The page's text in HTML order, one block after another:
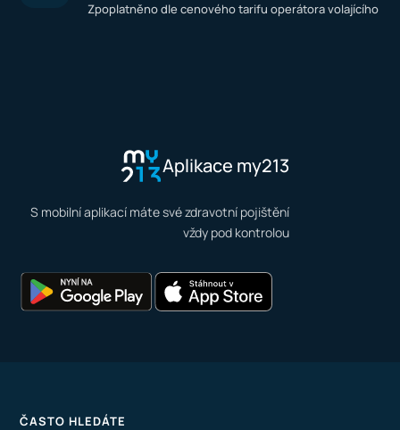
Zpoplatněno dle cenového tarifu operátora volajícího
Aplikace my213
S mobilní aplikací máte své zdravotní pojištění
vždy pod kontrolou
ČASTO HLEDÁTE